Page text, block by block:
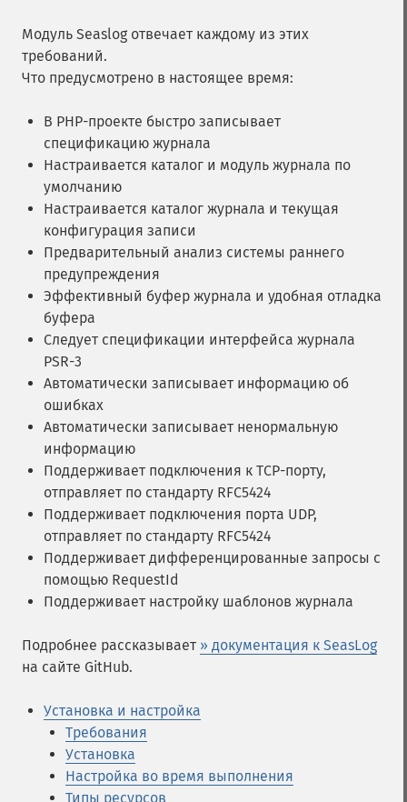
Модуль Seaslog отвечает каждому из этих
требований.
Что предусмотрено в настоящее время:
В PHP-проекте быстро записывает
спецификацию журнала
Настраивается каталог и модуль журнала по
умолчанию
Настраивается каталог журнала и текущая
конфигурация записи
Предварительный анализ системы раннего
предупреждения
Эффективный буфер журнала и удобная отладка
буфера
Следует спецификации интерфейса журнала
PSR-3
Автоматически записывает информацию об
ошибках
Автоматически записывает ненормальную
информацию
Поддерживает подключения к TCP-порту,
отправляет по стандарту RFC5424
Поддерживает подключения порта UDP,
отправляет по стандарту RFC5424
Поддерживает дифференцированные запросы с
помощью RequestId
Поддерживает настройку шаблонов журнала
Подробнее рассказывает » документация к SeasLog
на сайте GitHub.
Установка и настройка
Требования
Установка
Настройка во время выполнения
Типы ресурсов